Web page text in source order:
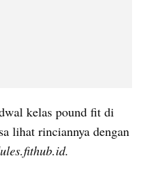
kelas pound fit di
lihat rinciannya dengan